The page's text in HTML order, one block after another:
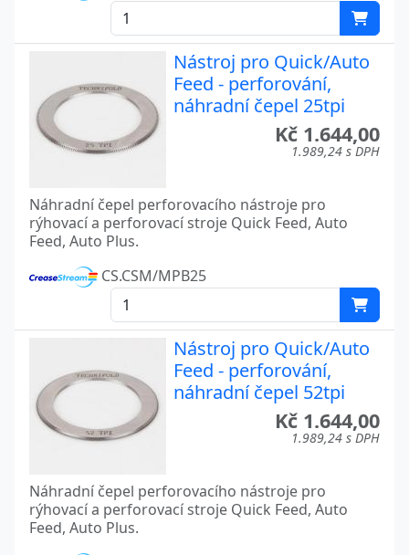
Nástroj pro Quick/Auto
Feed - perforování,
náhradní čepel 25tpi
Kč 1.644,00
1.989,24 s DPH
Náhradní čepel perforovacího nástroje pro
rýhovací a perforovací stroje Quick Feed, Auto
Feed, Auto Plus.
CS.CSM/MPB25
Nástroj pro Quick/Auto
Feed - perforování,
náhradní čepel 52tpi
Kč 1.644,00
1.989,24 s DPH
Náhradní čepel perforovacího nástroje pro
rýhovací a perforovací stroje Quick Feed, Auto
Feed, Auto Plus.